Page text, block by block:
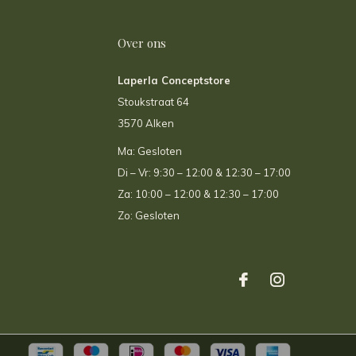
Over ons
Laperla Conceptstore
Stoukstraat 64
3570 Alken
Ma: Gesloten
Di – Vr: 9:30 – 12:00 & 12:30 – 17:00
Za: 10:00 – 12:00 & 12:30 – 17:00
Zo: Gesloten